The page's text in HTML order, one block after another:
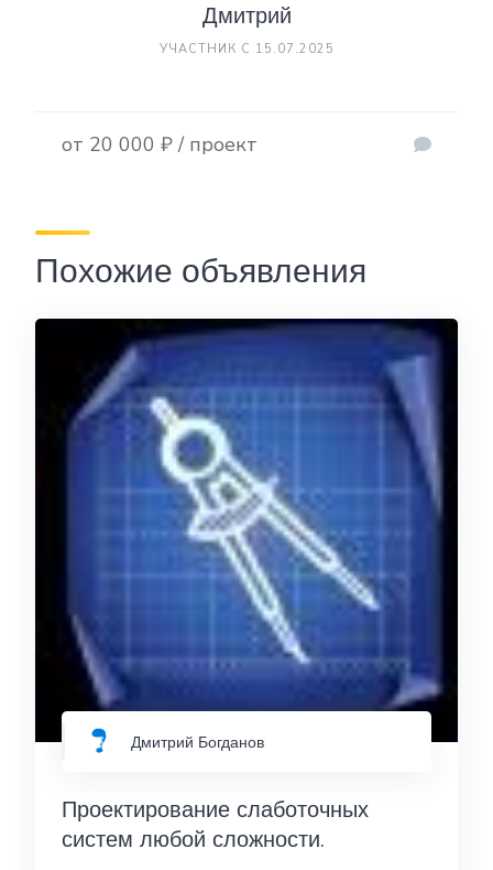
Дмитрий
УЧАСТНИК С 15.07.2025
от 20 000 ₽ / проект
Похожие объявления
Дмитрий Богданов
Проектирование слаботочных
систем любой сложности.